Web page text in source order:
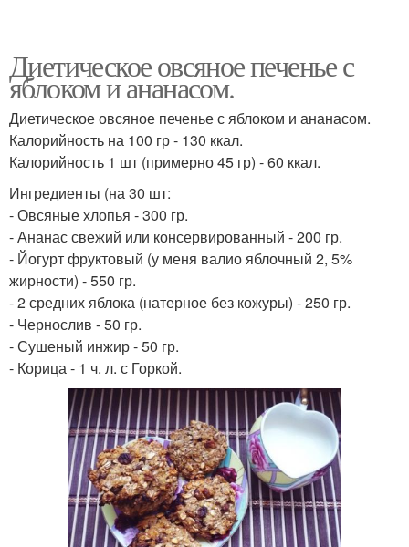
Диетическое овсяное печенье с
яблоком и ананасом.
Диетическое овсяное печенье с яблоком и ананасом.
Калорийность на 100 гр - 130 ккал.
Калорийность 1 шт (примерно 45 гр) - 60 ккал.
Ингредиенты (на 30 шт:
- Овсяные хлопья - 300 гр.
- Ананас свежий или консервированный - 200 гр.
- Йогурт фруктовый (у меня валио яблочный 2, 5%
жирности) - 550 гр.
- 2 средних яблока (натерное без кожуры) - 250 гр.
- Чернослив - 50 гр.
- Сушеный инжир - 50 гр.
- Корица - 1 ч. л. с Горкой.